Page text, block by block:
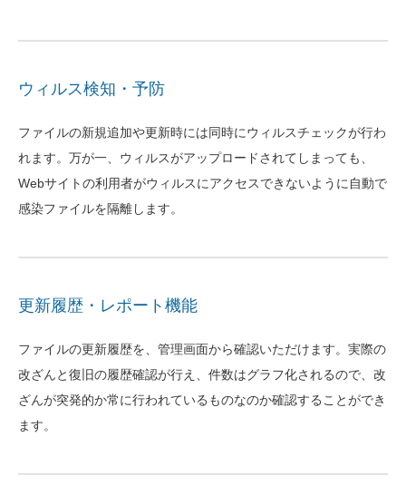
ウィルス検知・予防
ファイルの新規追加や更新時には同時にウィルスチェックが行わ
れます。万が一、ウィルスがアップロードされてしまっても、
Webサイトの利用者がウィルスにアクセスできないように自動で
感染ファイルを隔離します。
更新履歴・レポート機能
ファイルの更新履歴を、管理画面から確認いただけます。実際の
改ざんと復旧の履歴確認が行え、件数はグラフ化されるので、改
ざんが突発的か常に行われているものなのか確認することができ
ます。